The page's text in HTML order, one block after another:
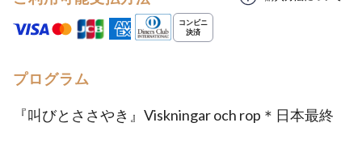
プログラム
『叫びとささやき』Viskningar och rop＊日本最終